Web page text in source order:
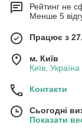
Рейтинг не
Менше 5
Працює з
м. Київ
Київ, Україна
Контакти
Сьогодні
Показати